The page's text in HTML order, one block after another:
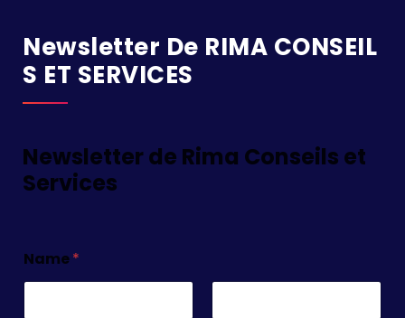
Newsletter De RIMA CONSEIL
S ET SERVICES
Newsletter de Rima Conseils et
Services
Name*